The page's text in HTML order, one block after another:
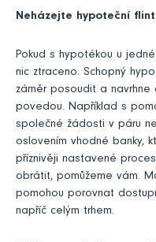
Neházejte hypoteční
Pokud s hypotékou u
nic ztraceno. Schopný
záměr posoudit a navrhne
povedou. Například s
společné žádosti v páru
oslovením vhodné banky,
příznivěji nastavené
obrátit, pomůžeme vám.
pomohou porovnat
napříč celým trhem.